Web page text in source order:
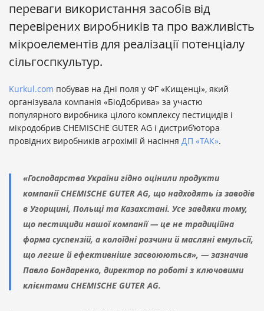
переваги використання засобів від
перевірених виробників та про важливість
мікроелементів для реалізації потенціалу
сільгоспкультур.
Kurkul.com побував на Дні поля у ФГ «Кищенці», який
організувала компанія «БіоДобрива» за участю
популярного виробника цілого комплексу пестицидів і
мікродобрив CHEMISCHE GUTER AG і дистриб’ютора
провідних виробників агрохімії й насіння ДП «ТАК».
«Господарства України гідно оцінили продукти
компанії CHEMISCHE GUTER AG, що надходять із заводів
в Угорщині, Польщі та Казахстані. Усе завдяки тому,
що пестициди нашої компанії — це не традиційна
форма суспензій, а колоїдні розчини й масляні емульсії,
що легше й ефективніше засвоюються», — зазначив
Павло Бондаренко, директор по роботі з ключовими
клієнтами CHEMISCHE GUTER AG.